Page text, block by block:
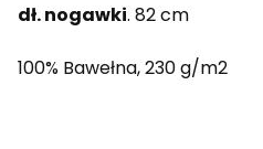
dł. nogawki. 82 cm
100% Bawełna, 230 g/m2